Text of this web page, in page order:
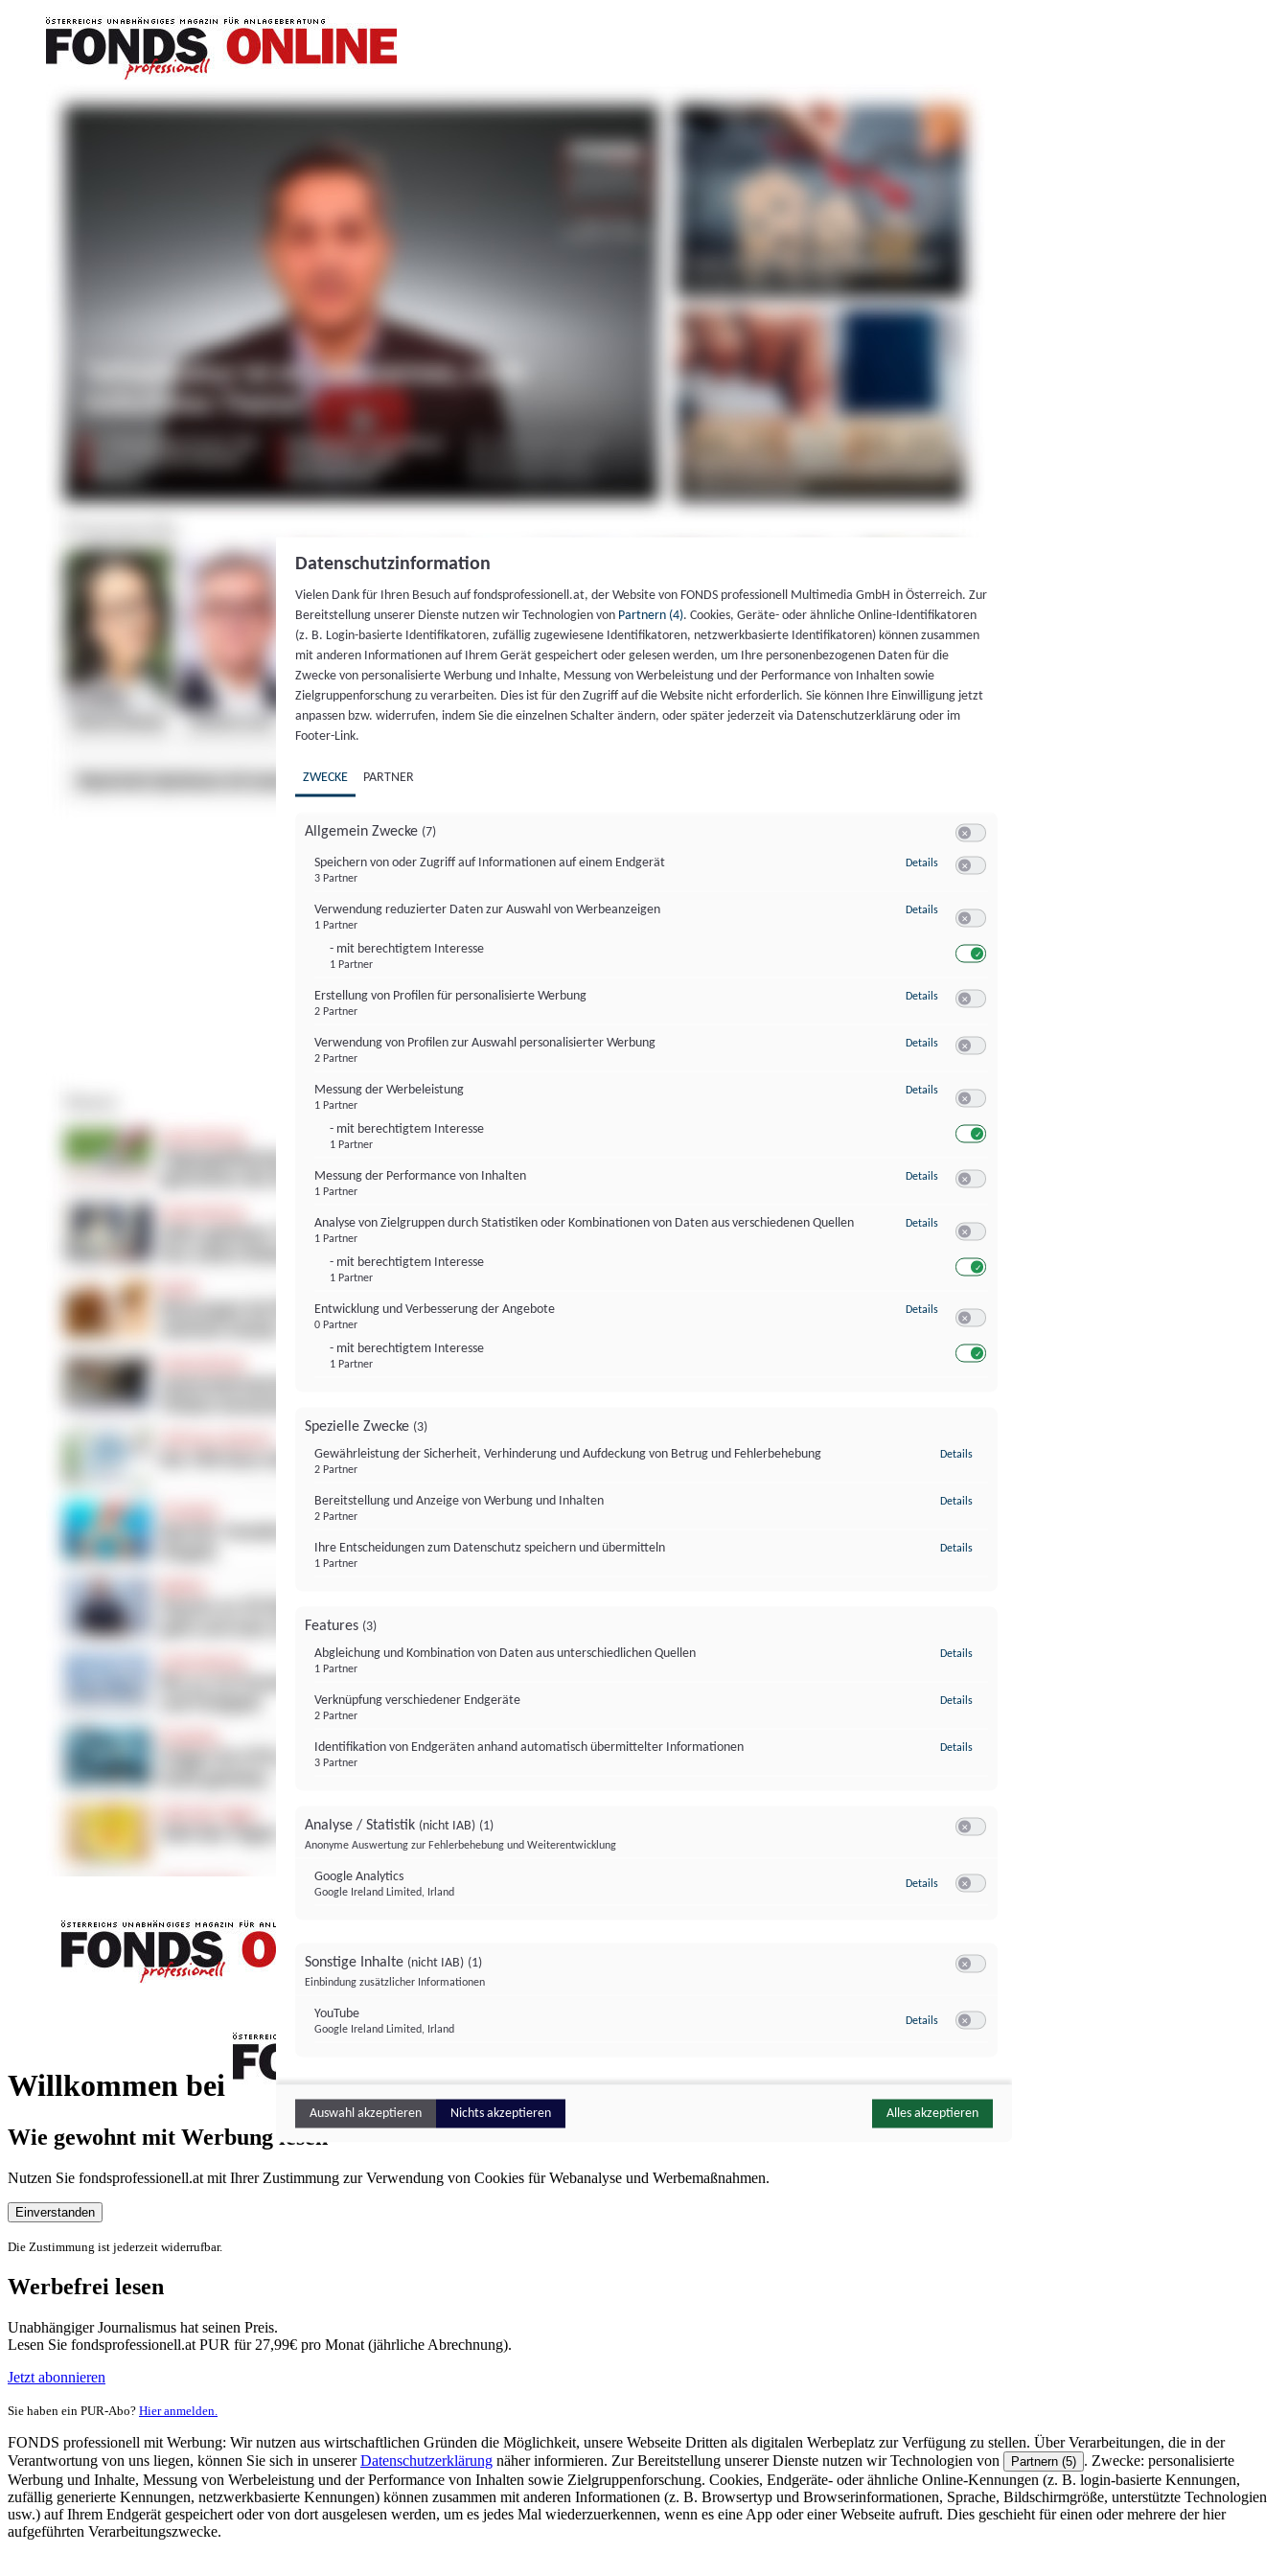
Willkommen bei
FONDS professionell
Wie gewohnt mit Werbung lesen
Nutzen Sie fondsprofessionell.at mit Ihrer Zustimmung zur Verwendung von Cookies für Webanalyse und Werbemaßnahmen.
Einverstanden
Die Zustimmung ist jederzeit widerrufbar.
Werbefrei lesen
Unabhängiger Journalismus hat seinen Preis.
Lesen Sie fondsprofessionell.at PUR für 27,99€ pro Monat (jährliche Abrechnung).
Jetzt abonnieren
Sie haben ein PUR-Abo? Hier anmelden.
FONDS professionell mit Werbung: Wir nutzen aus wirtschaftlichen Gründen die Möglichkeit, unsere Webseite Dritten als digitalen Werbeplatz zur Verfügung zu stellen. Über Verarbeitungen, die in der
Verantwortung von uns liegen, können Sie sich in unsererDatenschutzerklärung näher informieren. Zur Bereitstellung unserer Dienste nutzen wir Technologien von Partnern (5) . Zwecke: personalisierte
Werbung und Inhalte, Messung von Werbeleistung und der Performance von Inhalten sowie Zielgruppenforschung. Cookies, Endgeräte- oder ähnliche Online-Kennungen (z. B. login-basierte Kennungen,
zufällig generierte Kennungen, netzwerkbasierte Kennungen) können zusammen mit anderen Informationen (z. B. Browsertyp und Browserinformationen, Sprache, Bildschirmgröße, unterstützte Technologien
usw.) auf Ihrem Endgerät gespeichert oder von dort ausgelesen werden, um es jedes Mal wiederzuerkennen, wenn es eine App oder einer Webseite aufruft. Dies geschieht für einen oder mehrere der hier
aufgeführten Verarbeitungszwecke.
Datenschutzinformation
Vielen Dank für Ihren Besuch auf fondsprofessionell.at, der Website von FONDS professionell Multimedia GmbH in Österreich. Zur
Bereitstellung unserer Dienste nutzen wir Technologien von Partnern (4). Cookies, Geräte- oder ähnliche Online-Identifikatoren
(z. B. Login-basierte Identifikatoren, zufällig zugewiesene Identifikatoren, netzwerkbasierte Identifikatoren) können zusammen
mit anderen Informationen auf Ihrem Gerät gespeichert oder gelesen werden, um Ihre personenbezogenen Daten für die
Zwecke von personalisierte Werbung und Inhalte, Messung von Werbeleistung und der Performance von Inhalten sowie
Zielgruppenforschung zu verarbeiten. Dies ist für den Zugriff auf die Website nicht erforderlich. Sie können Ihre Einwilligung jetzt
anpassen bzw. widerrufen, indem Sie die einzelnen Schalter ändern, oder später jederzeit via Datenschutzerklärung oder im
Footer-Link.
ZWECKE PARTNER
Allgemein Zwecke (7)
Speichern von oder Zugriff auf Informationen auf einem Endgerät
3 Partner
Details zu Speichern von oder Zugriff auf Informationen auf einem Endgerät
Verwendung reduzierter Daten zur Auswahl von Werbeanzeigen
1 Partner
- mit berechtigtem Interesse
1 Partner
Details zu Verwendung reduzierter Daten zur Auswahl von Werbeanzeigen
Erstellung von Profilen für personalisierte Werbung
2 Partner
Details zu Erstellung von Profilen für personalisierte Werbung
Verwendung von Profilen zur Auswahl personalisierter Werbung
2 Partner
Details zu Verwendung von Profilen zur Auswahl personalisierter Werbung
Messung der Werbeleistung
1 Partner
- mit berechtigtem Interesse
1 Partner
Details zu Messung der Werbeleistung
Messung der Performance von Inhalten
1 Partner
Details zu Messung der Performance von Inhalten
Analyse von Zielgruppen durch Statistiken oder Kombinationen von Daten aus verschiedenen Quellen
1 Partner
- mit berechtigtem Interesse
1 Partner
Details zu Analyse von Zielgruppen durch Statistiken oder Kombinationen von
Entwicklung und Verbesserung der Angebote
0 Partner
- mit berechtigtem Interesse
1 Partner
Details zu Entwicklung und Verbesserung der Angebote
Spezielle Zwecke (3)
Gewährleistung der Sicherheit, Verhinderung und Aufdeckung von Betrug und Fehlerbehebung
2 Partner
Details
Bereitstellung und Anzeige von Werbung und Inhalten
2 Partner
Details
Ihre Entscheidungen zum Datenschutz speichern und übermitteln
1 Partner
Details
Features (3)
Abgleichung und Kombination von Daten aus unterschiedlichen Quellen
1 Partner
Details
Verknüpfung verschiedener Endgeräte
2 Partner
Details
Identifikation von Endgeräten anhand automatisch übermittelter Informationen
3 Partner
Details
Analyse / Statistik (nicht IAB) (1)
Anonyme Auswertung zur Fehlerbehebung und Weiterentwicklung
Google Analytics
Google Ireland Limited, Irland
Details zu Google Analytics
Sonstige Inhalte (nicht IAB) (1)
Einbindung zusätzlicher Informationen
YouTube
Google Ireland Limited, Irland
Details zu YouTube
Auswahl akzeptieren Nichts akzeptieren Alles akzeptieren